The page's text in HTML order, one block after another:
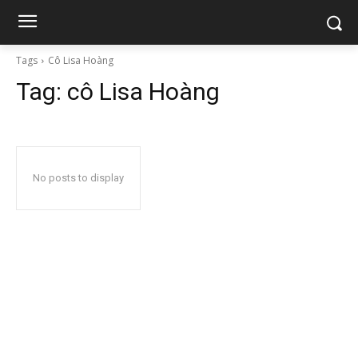
Tags Cô Lisa Hoàng
Tag: cô Lisa Hoàng
No posts to display